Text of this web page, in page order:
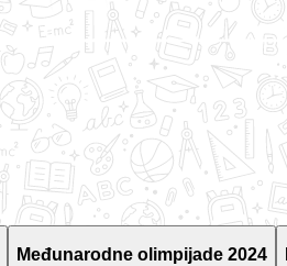
Međunarodne olimpijade 2024